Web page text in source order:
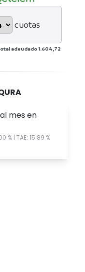
cuotas
adeudado1.604,72